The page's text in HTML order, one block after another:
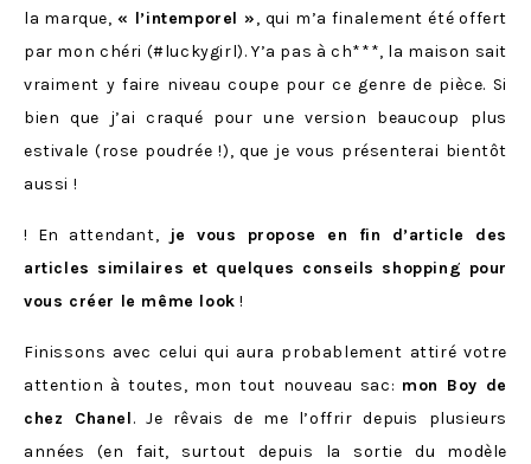
la marque, « l’intemporel », qui m’a finalement été offert
par mon chéri (#luckygirl). Y’a pas à ch***, la maison sait
vraiment y faire niveau coupe pour ce genre de pièce. Si
bien que j’ai craqué pour une version beaucoup plus
estivale (rose poudrée !), que je vous présenterai bientôt
aussi !
! En attendant,
je vous propose en fin d’article des
articles similaires et quelques conseils shopping pour
vous créer le même look !
Finissons avec celui qui aura probablement attiré votre
attention à toutes, mon tout nouveau sac: mon Boy de
chez Chanel. Je rêvais de me l’offrir depuis plusieurs
années (en fait, surtout depuis la sortie du modèle